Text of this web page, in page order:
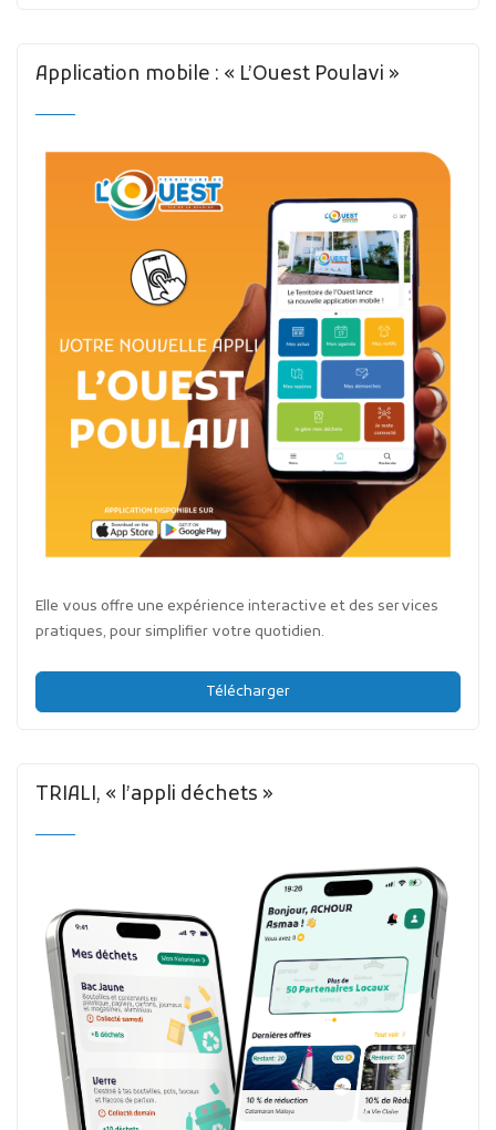
Application mobile : « L’Ouest Poulavi »
Elle vous offre une expérience interactive et des services
pratiques, pour simplifier votre quotidien.
Télécharger
TRIALI, « l’appli déchets »